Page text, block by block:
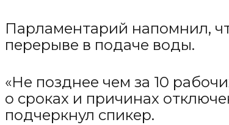
Парламентарий напомнил,
перерыве в подаче воды.
«Не позднее чем за 10
о сроках и причинах
подчеркнул спикер.